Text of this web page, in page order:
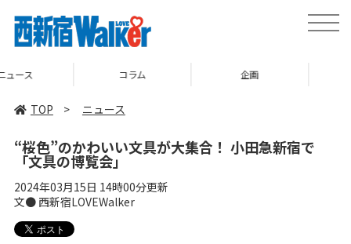
toggle
TOP > ニュース
“桜色”のかわいい文具が大集合！ 小田急新宿で
「文具の博覧会」
2024年03月15日 14時00分更新
文● 西新宿LOVEWalker